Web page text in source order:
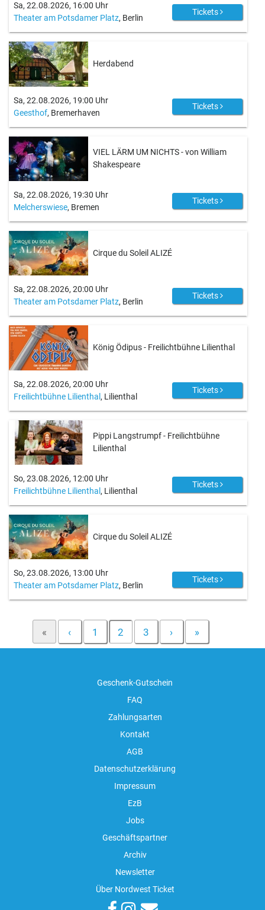
Sa, 22.08.2026, 16:00 Uhr
Theater am Potsdamer Platz, Berlin
Tickets
Herdabend
Sa, 22.08.2026, 19:00 Uhr
Geesthof, Bremerhaven
Tickets
VIEL LÄRM UM NICHTS - von William
Shakespeare
Sa, 22.08.2026, 19:30 Uhr
Melcherswiese, Bremen
Tickets
Cirque du Soleil ALIZÉ
Sa, 22.08.2026, 20:00 Uhr
Theater am Potsdamer Platz, Berlin
Tickets
König Ödipus - Freilichtbühne Lilienthal
Sa, 22.08.2026, 20:00 Uhr
Freilichtbühne Lilienthal , Lilienthal
Tickets
Pippi Langstrumpf - Freilichtbühne
Lilienthal
So, 23.08.2026, 12:00 Uhr
Freilichtbühne Lilienthal , Lilienthal
Tickets
Cirque du Soleil ALIZÉ
So, 23.08.2026, 13:00 Uhr
Theater am Potsdamer Platz, Berlin
Tickets
« ‹ 1 2 3 › »
Geschenk-Gutschein
FAQ
Zahlungsarten
Kontakt
AGB
Datenschutzerklärung
Impressum
EzB
Jobs
Geschäftspartner
Archiv
Newsletter
Über Nordwest Ticket